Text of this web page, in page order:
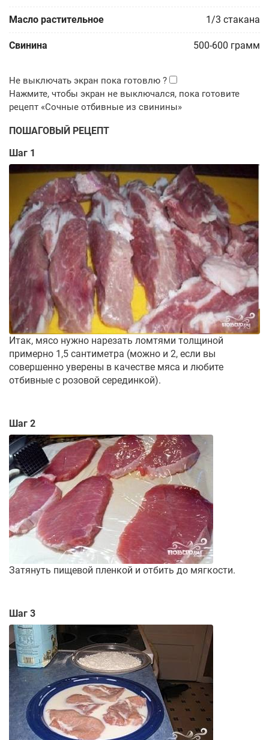
Масло растительное 1/3 стакана
Свинина 500-600 грамм
ПОШАГОВЫЙ РЕЦЕПТ
Шаг 1
Итак, мясо нужно нарезать ломтями толщиной
примерно 1,5 сантиметра (можно и 2, если вы
совершенно уверены в качестве мяса и любите
отбивные с розовой серединкой).
Шаг 2
Затянуть пищевой пленкой и отбить до мягкости.
Шаг 3